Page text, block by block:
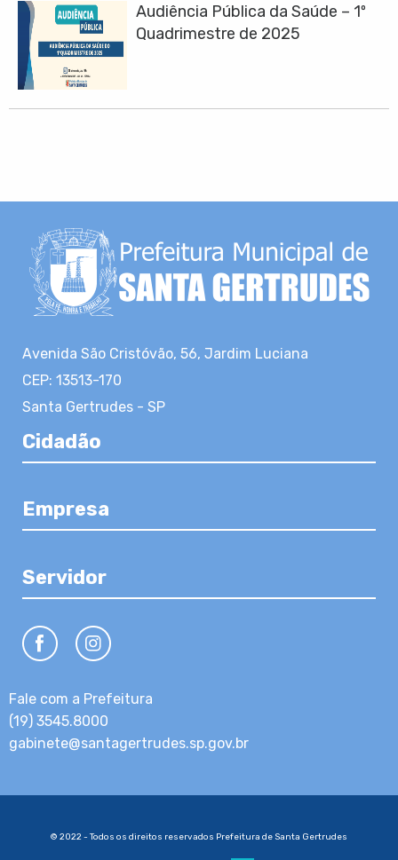
Audiência Pública da Saúde – 1º
Quadrimestre de 2025
Avenida São Cristóvão, 56, Jardim Luciana
CEP: 13513-170
Santa Gertrudes - SP
Cidadão
Empresa
Servidor
Fale com a Prefeitura
(19) 3545.8000
gabinete@santagertrudes.sp.gov.br
© 2022 - Todos os direitos reservados Prefeitura de Santa Gertrudes